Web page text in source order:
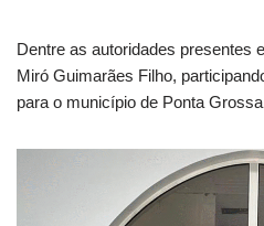
Dentre as autoridades presentes
Miró Guimarães Filho,
para o município de Ponta